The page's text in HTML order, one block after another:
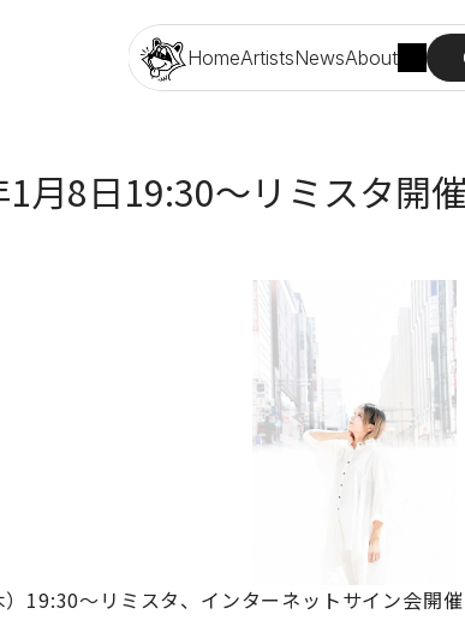
HomeArtistsNewsAbout
1月8日19:30〜リミスタ開
19:30〜リミスタ、インターネットサイン会開